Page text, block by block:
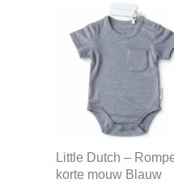
Little Dutch –
korte mouw Blauw
Oorspronkelijke
prijs
was:
€9,99.
Huidige
prijs
is:
€7,89.